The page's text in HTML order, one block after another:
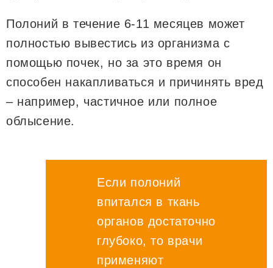
Полоний в течение 6-11 месяцев может
полностью вывестись из организма с
помощью почек, но за это время он
способен накапливаться и причинять вред
– например, частичное или полное
облысение.
Если полоний
впитался в ткань
органов достаточно
глубоко, то врачи
применяют